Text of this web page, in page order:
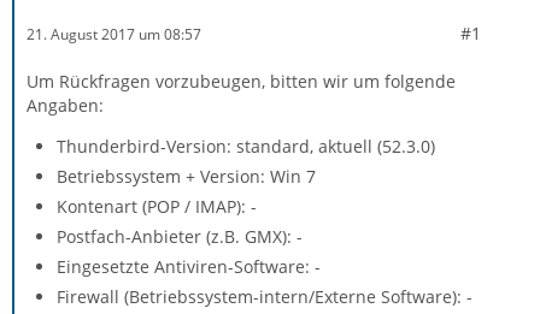
21. August 2017 um 08:57 #1
Um Rückfragen vorzubeugen, bitten wir um folgende
Angaben:
Thunderbird-Version: standard, aktuell (52.3.0)
Betriebssystem + Version: Win 7
Kontenart (POP / IMAP): -
Postfach-Anbieter (z.B. GMX): -
Eingesetzte Antiviren-Software: -
Firewall (Betriebssystem-intern/Externe Software): -